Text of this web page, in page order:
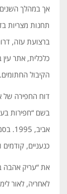
אך במהלך
תחנות מצריות
ברצועת עזה,
כלכלית, אתר
הקיבול החתומים.
דוח החפירה של
בשם “חפירות
כנעניים, קודמים
את “עריק אהבה
לאחריה, לאור